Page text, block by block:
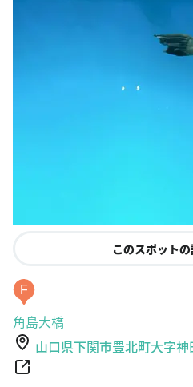
このスポット
F
角島大橋
山口県下関市豊北町大字神